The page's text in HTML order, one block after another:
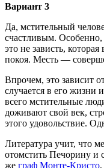
Вариант 3
Да, мстительный
счастливым.
это не зависть,
покоя. Месть —
Впрочем, это зависит
случается в его жизни
всего мстительные
доживают свой век,
этого удовольствие.
Литература учит, что
отомстить Печорину и
же граф Монте-Кристо